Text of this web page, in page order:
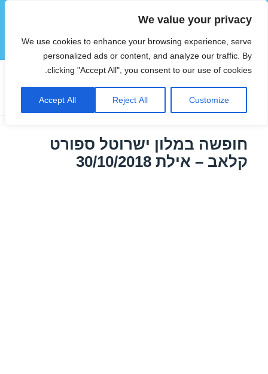
We value your privacy
We use cookies to enhance your browsing experience, serve
personalized ads or content, and analyze our traffic. By
clicking "Accept All", you consent to our use of cookies.
Customize
Reject All
Accept All
הוטצימר
תפריטים
ווידג'טים
חודש:אוקטובר 2018
חופשה במלון ישרוטל ספורט
קלאב – אילת 30/10/2018